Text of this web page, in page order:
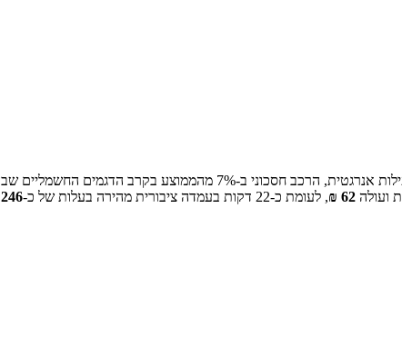
אנרגטית, הרכב חסכוני ב- 7% מהממוצע בקרב הדגמים החשמליים שבהשוואה שלנו —
ועולה 62
₪, לעומת כ-22 דקות בעמדה ציבורית מהירה בעלות של כ-246